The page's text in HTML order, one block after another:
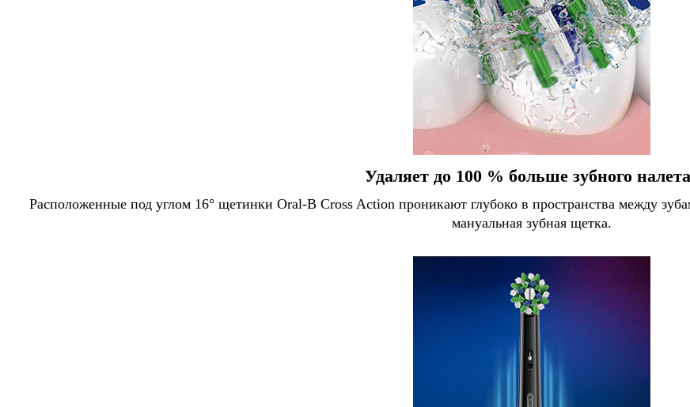
Удаляет до 100 % больше зубного
Расположенные под углом 16° щетинки Oral-B Cross Action проникают глубоко в пространства между
мануальная зубная щетка.